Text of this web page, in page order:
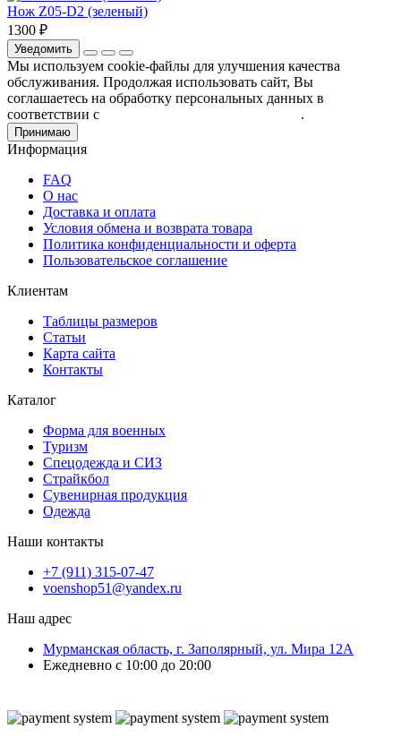
Нож Z05-D2 (зеленый)
1300 ₽
Уведомить
Мы используем cookie-файлы для улучшения качества
обслуживания. Продолжая использовать сайт, Вы
соглашаетесь на обработку персональных данных в
соответствии с
.
Принимаю
Информация
FAQ
О нас
Доставка и оплата
Условия обмена и возврата товара
Политика конфиденциальности и оферта
Пользовательское соглашение
Клиентам
Таблицы размеров
Статьи
Карта сайта
Контакты
Каталог
Форма для военных
Туризм
Спецодежда и СИЗ
Страйкбол
Сувенирная продукция
Одежда
Наши контакты
+7 (911) 315-07-47
voenshop51@yandex.ru
Наш адрес
Мурманская область, г. Заполярный, ул. Мира 12А
Ежедневно с 10:00 до 20:00